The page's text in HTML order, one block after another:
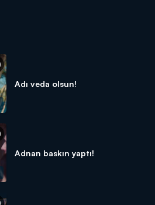
Adı veda olsun!
Adnan baskın yaptı!